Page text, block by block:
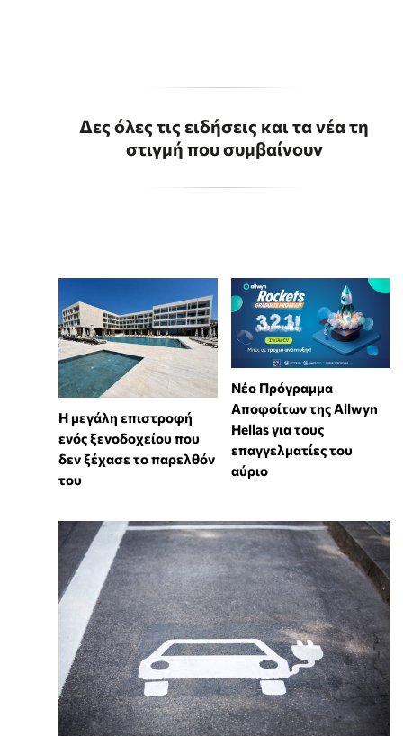
Δες όλες τις ειδήσεις και τα νέα τη
στιγμή που συμβαίνουν
Η μεγάλη επιστροφή
ενός ξενοδοχείου που
δεν ξέχασε το παρελθόν
του
Νέο Πρόγραμμα
Αποφοίτων της Allwyn
Hellas για τους
επαγγελματίες του
αύριο